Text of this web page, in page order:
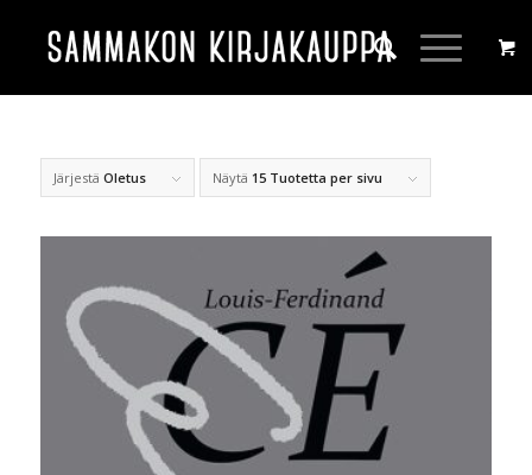
Järjestä Oletus Näytä 15 Tuotetta per sivu